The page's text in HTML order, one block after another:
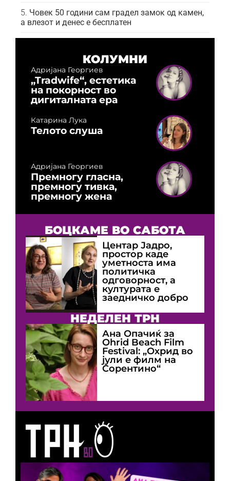
Човек 50 години сам градел замок од камен,
а влезот и денес е бесплатен
КОЛУМНИ
Адријана Георгиев
„Tradwife“, естетика
на покорност во
дигиталната ера
Катарина Лука
Телото слуша
Адријана Георгиев
Премногу гласна,
премногу тивка,
премногу жена
БОЦКАМЕ ВО САБОТА
Центар Јадро,
простор каде
уметноста има
политичка
одговорност, а
културата е
заедничко добро
НЕДЕЛЕН ТРН
Ана Опачиќ за
Оhrid Beach Film
Festival: „Охрид во
јули е филм на
Сорентино“